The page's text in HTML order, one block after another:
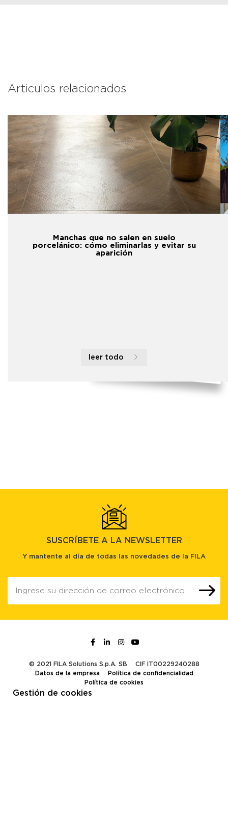
Articulos relacionados
Manchas que no salen en suelo
porcelánico: cómo eliminarlas y evitar su
aparición
leer todo
SUSCRÍBETE A LA NEWSLETTER
Y mantente al día de todas las novedades de la FILA
© 2021 FILA Solutions S.p.A. SB
CIF IT00229240288
Datos de la empresa
Política de confidencialidad
Política de cookies
Gestión de cookies